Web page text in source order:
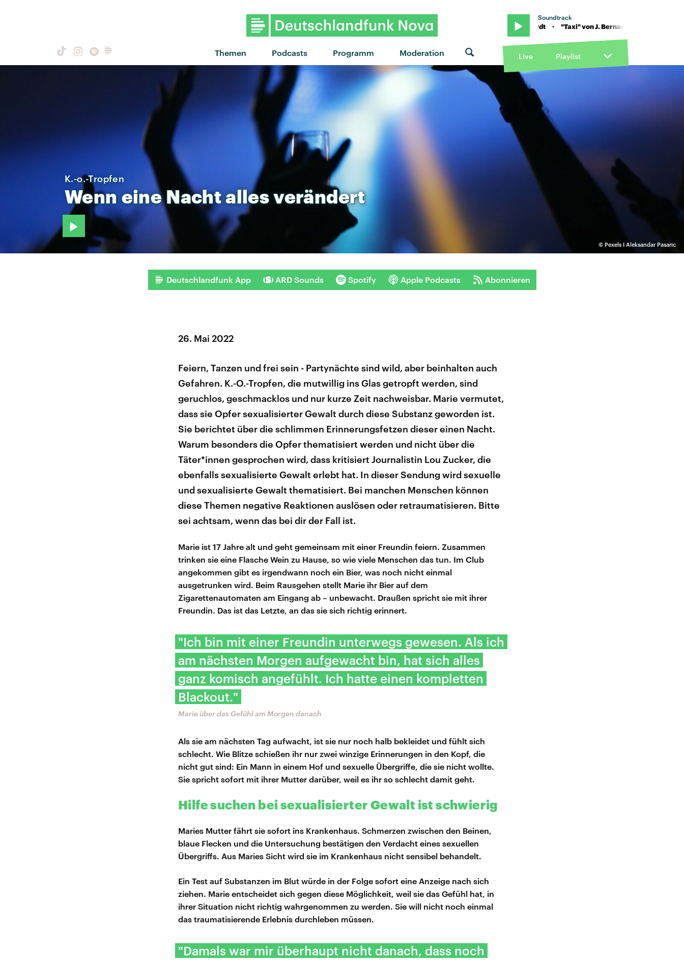
Themen Podcasts Programm Moderation
Soundtrack
"Taxi" von J. Bernardt · "Taxi" von J. Bernardt · "Taxi" von J. Bernardt
Live Playlist
© Pexels I Aleksandar Pasaric
K.-o.-Tropfen
Wenneine Nachtallesverändert
Deutschlandfunk App ARD Sounds Spotify Apple Podcasts Abonnieren
26. Mai 2022
Feiern, Tanzen und frei sein - Partynächte sind wild, aber beinhalten auch
Gefahren. K.-O.-Tropfen, die mutwillig ins Glas getropft werden, sind
geruchlos, geschmacklos und nur kurze Zeit nachweisbar. Marie vermutet,
dass sie Opfer sexualisierter Gewalt durch diese Substanz geworden ist.
Sie berichtet über die schlimmen Erinnerungsfetzen dieser einen Nacht.
Warum besonders die Opfer thematisiert werden und nicht über die
Täter*innen gesprochen wird, dass kritisiert Journalistin Lou Zucker, die
ebenfalls sexualisierte Gewalt erlebt hat. In dieser Sendung wird sexuelle
und sexualisierte Gewalt thematisiert. Bei manchen Menschen können
diese Themen negative Reaktionen auslösen oder retraumatisieren. Bitte
sei achtsam, wenn das bei dir der Fall ist.
Marie ist 17 Jahre alt und geht gemeinsam mit einer Freundin feiern. Zusammen
trinken sie eine Flasche Wein zu Hause, so wie viele Menschen das tun. Im Club
angekommen gibt es irgendwann noch ein Bier, was noch nicht einmal
ausgetrunken wird. Beim Rausgehen stellt Marie ihr Bier auf dem
Zigarettenautomaten am Eingang ab – unbewacht. Draußen spricht sie mit ihrer
Freundin. Das ist das Letzte, an das sie sich richtig erinnert.
"Ich bin mit einer Freundin unterwegs gewesen. Als ich
am nächsten Morgen aufgewacht bin, hat sich alles
ganz komisch angefühlt. Ich hatte einen kompletten
Blackout."
Marie über das Gefühl am Morgen danach
Als sie am nächsten Tag aufwacht, ist sie nur noch halb bekleidet und fühlt sich
schlecht. Wie Blitze schießen ihr nur zwei winzige Erinnerungen in den Kopf, die
nicht gut sind: Ein Mann in einem Hof und sexuelle Übergriffe, die sie nicht wollte.
Sie spricht sofort mit ihrer Mutter darüber, weil es ihr so schlecht damit geht.
Hilfe suchen bei sexualisierter Gewalt ist schwierig
Maries Mutter fährt sie sofort ins Krankenhaus. Schmerzen zwischen den Beinen,
blaue Flecken und die Untersuchung bestätigen den Verdacht eines sexuellen
Übergriffs. Aus Maries Sicht wird sie im Krankenhaus nicht sensibel behandelt.
Ein Test auf Substanzen im Blut würde in der Folge sofort eine Anzeige nach sich
ziehen. Marie entscheidet sich gegen diese Möglichkeit, weil sie das Gefühl hat, in
ihrer Situation nicht richtig wahrgenommen zu werden. Sie will nicht noch einmal
das traumatisierende Erlebnis durchleben müssen.
"Damals war mir überhaupt nicht danach, dass noch